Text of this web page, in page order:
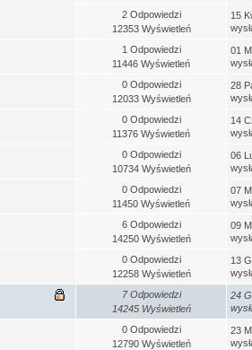
2 Odpowiedzi
12353 Wyświetleń
15
1 Odpowiedzi
11446 Wyświetleń
01
0 Odpowiedzi
12033 Wyświetleń
28
0 Odpowiedzi
11376 Wyświetleń
14
0 Odpowiedzi
10734 Wyświetleń
06
0 Odpowiedzi
11450 Wyświetleń
07
6 Odpowiedzi
14250 Wyświetleń
09
0 Odpowiedzi
12258 Wyświetleń
13
7 Odpowiedzi
14245 Wyświetleń
24
0 Odpowiedzi
12790 Wyświetleń
23